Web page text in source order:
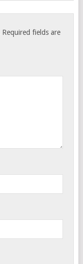
Required fields are